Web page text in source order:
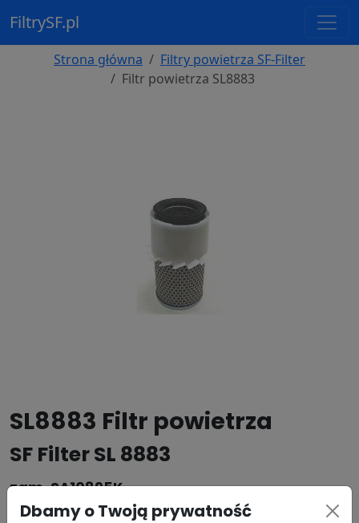
FiltrySF.pl
Strona główna
Filtry powietrza SF-Filter
Filtr powietrza SL8883
SL8883 Filtr powietrza
SF Filter SL 8883
zam. SA10895K
Dbamy o Twoją prywatność